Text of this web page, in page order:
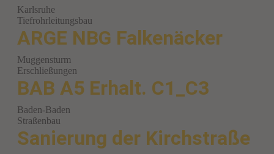
Karlsruhe
Tiefrohrleitungsbau
ARGE NBG Falkenäcker
Muggensturm
Erschließungen
BAB A5 Erhalt. C1_C3
Baden-Baden
Straßenbau
Sanierung der Kirchstraße